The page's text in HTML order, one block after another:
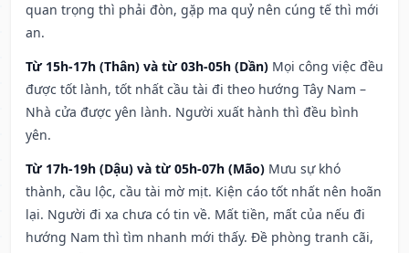
quan trọng thì phải đòn, gặp ma quỷ nên cúng tế thì mới
an.
Từ 15h-17h (Thân) và từ 03h-05h (Dần) Mọi công việc đều
được tốt lành, tốt nhất cầu tài đi theo hướng Tây Nam –
Nhà cửa được yên lành. Người xuất hành thì đều bình
yên.
Từ 17h-19h (Dậu) và từ 05h-07h (Mão) Mưu sự khó
thành, cầu lộc, cầu tài mờ mịt. Kiện cáo tốt nhất nên hoãn
lại. Người đi xa chưa có tin về. Mất tiền, mất của nếu đi
hướng Nam thì tìm nhanh mới thấy. Đề phòng tranh cãi,